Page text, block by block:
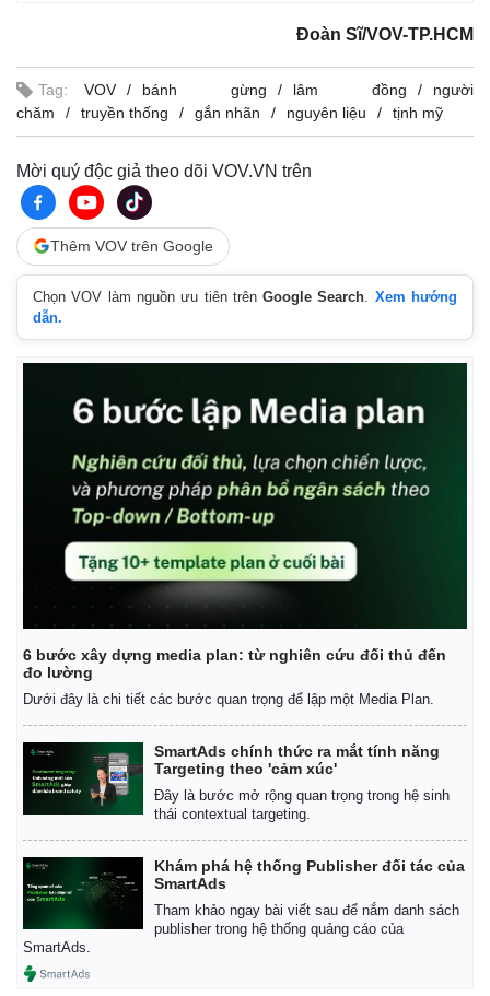
Đoàn Sĩ/VOV-TP.HCM
Tag: VOV bánh gừng lâm đồng
người
chăm
truyền thống gắn nhãn nguyên liệu tịnh mỹ
Mời quý độc giả theo dõi VOV.VN trên
Thêm VOV trên Google
Chọn VOV làm nguồn ưu tiên trênGoogle Search
Xem hướng
dẫn.
6 bước xây dựng media plan: từ nghiên cứu đối thủ đến
đo lường
Dưới đây là chi tiết các bước quan trọng để lập một Media Plan.
SmartAds chính thức ra mắt tính năng
Targeting theo 'cảm xúc'
Đây là bước mở rộng quan trọng trong hệ sinh
thái contextual targeting.
Khám phá hệ thống Publisher đối tác của
SmartAds
Tham khảo ngay bài viết sau để nắm danh sách
publisher trong hệ thống quảng cáo của
SmartAds.